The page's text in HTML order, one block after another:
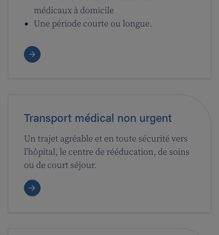
médicaux à domicile
Une période courte ou longue.
Transport médical non urgent
Un trajet agréable et en toute sécurité vers
l’hôpital, le centre de rééducation, de soins
ou de court séjour.